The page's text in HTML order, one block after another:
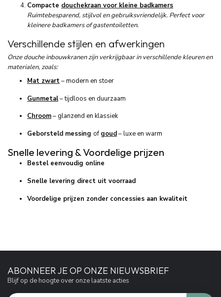
Compacte douchekraan voor kleine badkamers
Ruimtebesparend, stijlvol en gebruiksvriendelijk. Perfect voor
kleinere badkamers of gastentoiletten.
Verschillendestijlen en afwerkingen
Onzedoucheinbouwkranenzijnverkrijgbaarinverschillendekleurenen
materialen,zoals:
Mat zwart–modern en stoer
Gunmetal–tijdloos en duurzaam
Chroom–glanzend en klassiek
Geborsteld messing of goud–luxeen warm
Snelle levering & Voordelige prijzen
Bestel eenvoudig online
Snelle levering direct uit voorraad
Voordelige prijzen zonder concessies aan kwaliteit
ABONNEER JE OP ONZE NIEUWSBRIEF
Blijf op de hoogte over onze laatste acties